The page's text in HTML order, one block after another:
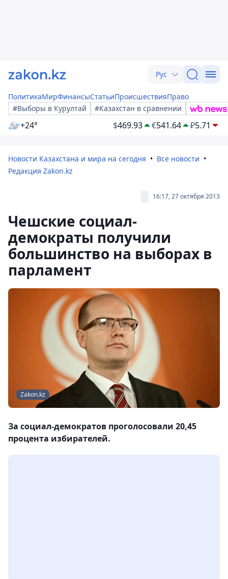
Рус
ПолитикаМирФинансыСтатьиПроисшествияПраво
#Выборы в Курултай
#Казахстан в сравнении
+24° $469.93 €541.64 ₽5.71
Новости Казахстана и мира на сегодня
Все новости
Редакция Zakon.kz
16:17, 27 октября 2013
Чешские социал-
демократы получили
большинство на выборах в
парламент
Zakon.kz
За социал-демократов проголосовали 20,45
процента избирателей.